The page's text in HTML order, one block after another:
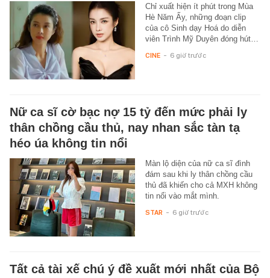
Chỉ xuất hiện ít phút trong Mùa
Hè Năm Ấy, những đoạn clip
của cô Sinh dạy Hoá do diễn
viên Trình Mỹ Duyên đóng hút…
CINE - 6 giờ trước
Nữ ca sĩ cờ bạc nợ 15 tỷ đến mức phải ly
thân chồng cầu thủ, nay nhan sắc tàn tạ
héo úa không tin nổi
Màn lộ diện của nữ ca sĩ đình
đám sau khi ly thân chồng cầu
thủ đã khiến cho cả MXH không
tin nổi vào mắt mình.
STAR - 6 giờ trước
Tất cả tài xế chú ý đề xuất mới nhất của Bộ